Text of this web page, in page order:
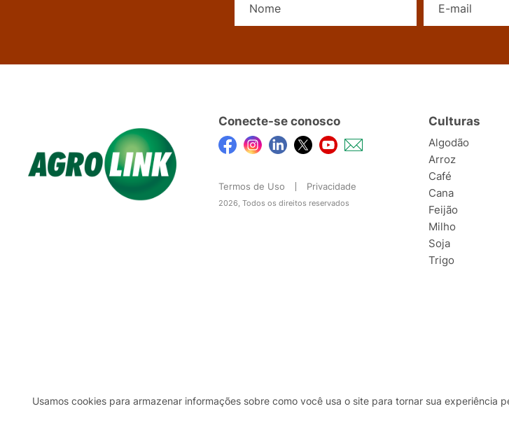
Conecte-se conosco
Termos de Uso Privacidade
2026, Todos os direitos reservados
Culturas
Algodão
Arroz
Café
Cana
Feijão
Milho
Soja
Trigo
Usamos cookies para armazenar informações sobre como você usa o site para tornar sua experiência